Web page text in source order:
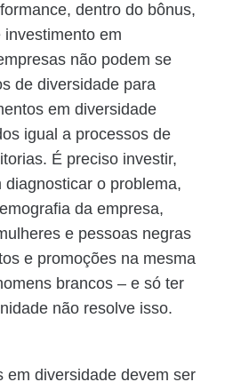
dentro do bônus,
em
não podem se
de diversidade para
em diversidade
igual a processos de
É preciso investir,
diagnosticar o problema,
da empresa,
e pessoas negras
e promoções na mesma
brancos – e só ter
não resolve isso.
em diversidade devem ser